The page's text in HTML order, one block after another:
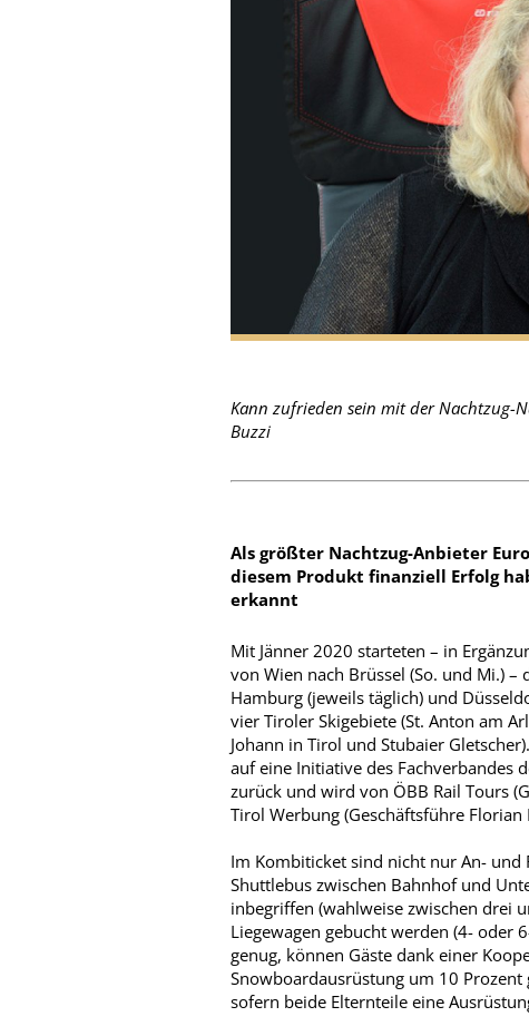
Kann zufrieden sein mit der Nachtzug-
Buzzi
Als größter Nachtzug-Anbieter
diesem Produkt finanziell Erfolg
erkannt
Mit Jänner 2020 starteten – in
von Wien nach Brüssel (So. und Mi.)
Hamburg (jeweils täglich) und
vier Tiroler Skigebiete (St. Anton am
Johann in Tirol und Stubaier
auf eine Initiative des Fachverbandes
zurück und wird von ÖBB Rail Tours
Tirol Werbung (Geschäftsführe
Im Kombiticket sind nicht nur An- und
Shuttlebus zwischen Bahnhof und
inbegriffen (wahlweise zwischen drei
Liegewagen gebucht werden (4- oder
genug, können Gäste dank einer
Snowboardausrüstung um 10 Prozent
sofern beide Elternteile eine